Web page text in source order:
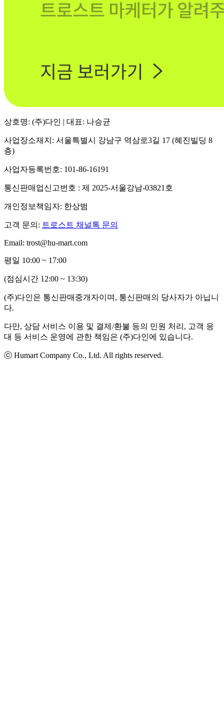
상호명: (주)다인 | 대표: 나승균
사업장소재지: 서울특별시 강남구 역삼로3길 17 (혜진빌딩 8
층)
사업자등록번호: 101-86-16191
통신판매업신고번호 : 제 2025-서울강남-03821호
개인정보책임자: 한상범
고객 문의: 트로스트 채널톡 문의
Email: trost@hu-mart.com
평일 10:00 ~ 17:00
(점심시간 12:00 ~ 13:30)
(주)다인은 통신판매중개자이며, 통신판매의 당사자가 아닙니
다.
다만, 상담 서비스 이용 및 결제/환불 등의 민원 처리, 고객 응
대 등 서비스 운영에 관한 책임은 (주)다인에 있습니다.
ⓒ Humart Company Co., Ltd. All rights reserved.